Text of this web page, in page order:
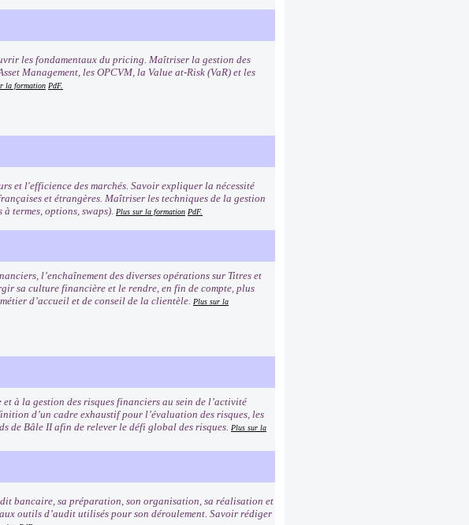
les fondamentaux du pricing. Maîtriser la gestion des
Management, les OPCVM, la Value at-Risk (VaR) et les
la formation PdF.
et l'efficience des marchés. Savoir expliquer la nécessité
et étrangères. Maîtriser les techniques de la gestion
termes, options, swaps). Plus sur la formation PdF.
l’enchaînement des diverses opérations sur Titres et
sa culture financière et le rendre, en fin de compte, plus
d’accueil et de conseil de la clientèle. Plus sur la
à la gestion des risques financiers au sein de l’activité
d’un cadre exhaustif pour l’évaluation des risques, les
de Bâle II afin de relever le défi global des risques. Plus sur la
bancaire, sa préparation, son organisation, sa réalisation et
outils d’audit utilisés pour son déroulement. Savoir rédiger